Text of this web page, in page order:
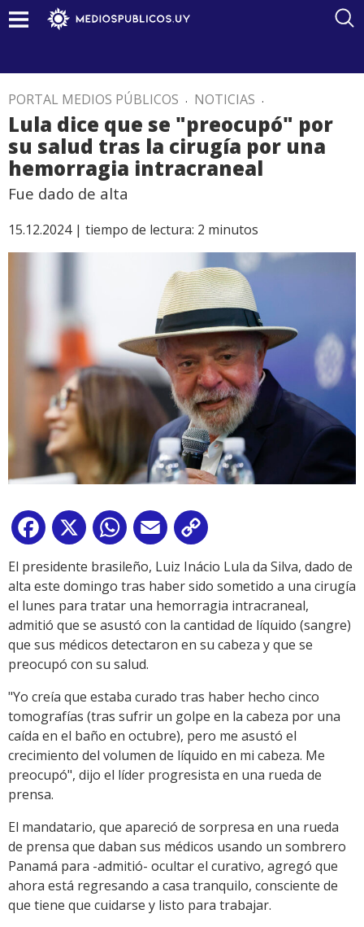
PORTAL MEDIOS PÚBLICOS . NOTICIAS .
Lula dice que se "preocupó" por
su salud tras la cirugía por una
hemorragia intracraneal
Fue dado de alta
15.12.2024 | tiempo de lectura: 2 minutos
Facebook
X WhatsApp
Email
Link
El presidente brasileño, Luiz Inácio Lula da Silva, dado de
alta este domingo tras haber sido sometido a una cirugía
el lunes para tratar una hemorragia intracraneal,
admitió que se asustó con la cantidad de líquido (sangre)
que sus médicos detectaron en su cabeza y que se
preocupó con su salud.
"Yo creía que estaba curado tras haber hecho cinco
tomografías (tras sufrir un golpe en la cabeza por una
caída en el baño en octubre), pero me asustó el
crecimiento del volumen de líquido en mi cabeza. Me
preocupó", dijo el líder progresista en una rueda de
prensa.
El mandatario, que apareció de sorpresa en una rueda
de prensa que daban sus médicos usando un sombrero
Panamá para -admitió- ocultar el curativo, agregó que
ahora está regresando a casa tranquilo, consciente de
que tiene que cuidarse y listo para trabajar.